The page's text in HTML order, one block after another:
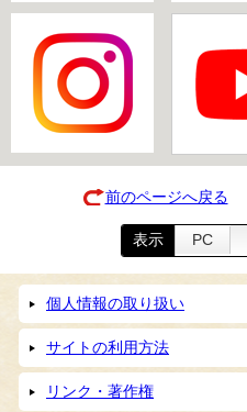
前のページへ戻る
表示 PC
個人情報の取り扱い
サイトの利用方法
リンク・著作権